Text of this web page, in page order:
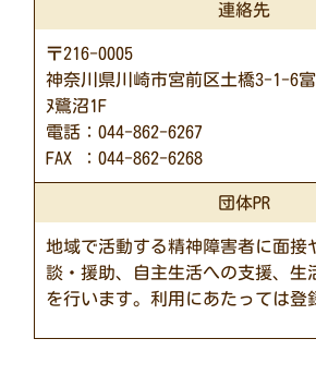
連絡先
〒216-0005
神奈川県川崎市宮前区土橋3-1-6富
ﾇ鷺沼1F
電話：044-862-6267
FAX ：044-862-6268
団体PR
地域で活動する精神障害者に面接
談・援助、自主生活への支援、生
を行います。利用にあたっては登